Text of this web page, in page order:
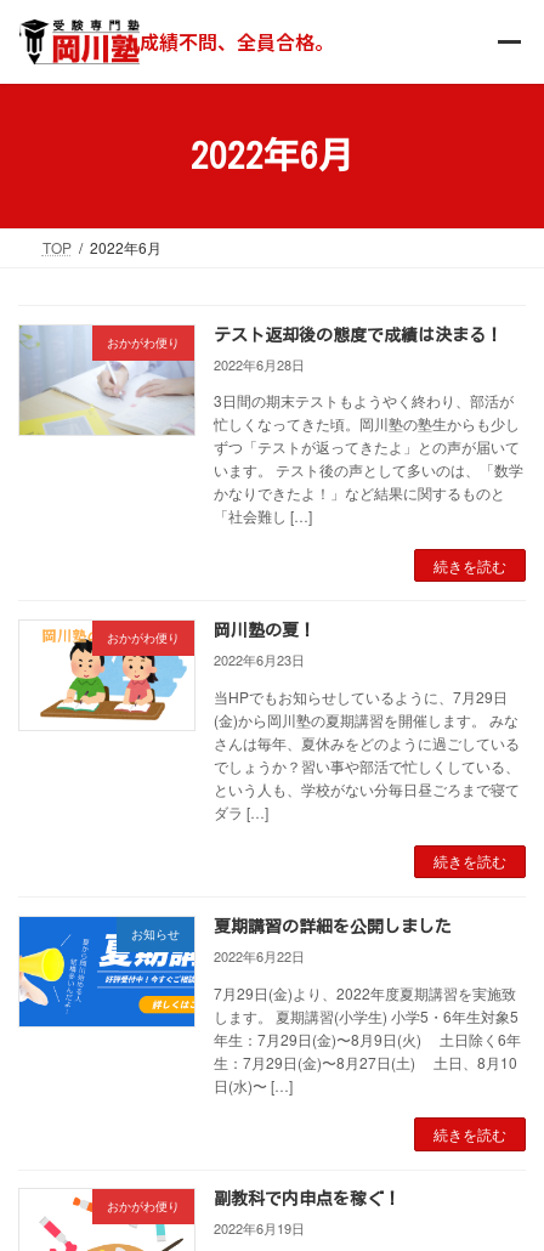
ン
ッ
ー
移
成績不問、全員合格。
2022年6月
TOP 2022年6月
おかがわ便り テスト返却後の態度で成績は決まる！
2022年6月28日
3日間の期末テストもようやく終わり、部活が
忙しくなってきた頃。岡川塾の塾生からも少し
ずつ「テストが返ってきたよ」との声が届いて
います。 テスト後の声として多いのは、「数学
かなりできたよ！」など結果に関するものと
「社会難し […]
続きを読む
おかがわ便り 岡川塾の夏！
2022年6月23日
当HPでもお知らせしているように、7月29日
(金)から岡川塾の夏期講習を開催します。 みな
さんは毎年、夏休みをどのように過ごしている
でしょうか？習い事や部活で忙しくしている、
という人も、学校がない分毎日昼ごろまで寝て
ダラ […]
続きを読む
お知らせ 夏期講習の詳細を公開しました
2022年6月22日
7月29日(金)より、2022年度夏期講習を実施致
します。 夏期講習(小学生) 小学5・6年生対象5
年生：7月29日(金)〜8月9日(火) 土日除く6年
生：7月29日(金)〜8月27日(土) 土日、8月10
日(水)〜 […]
続きを読む
おかがわ便り 副教科で内申点を稼ぐ！
2022年6月19日